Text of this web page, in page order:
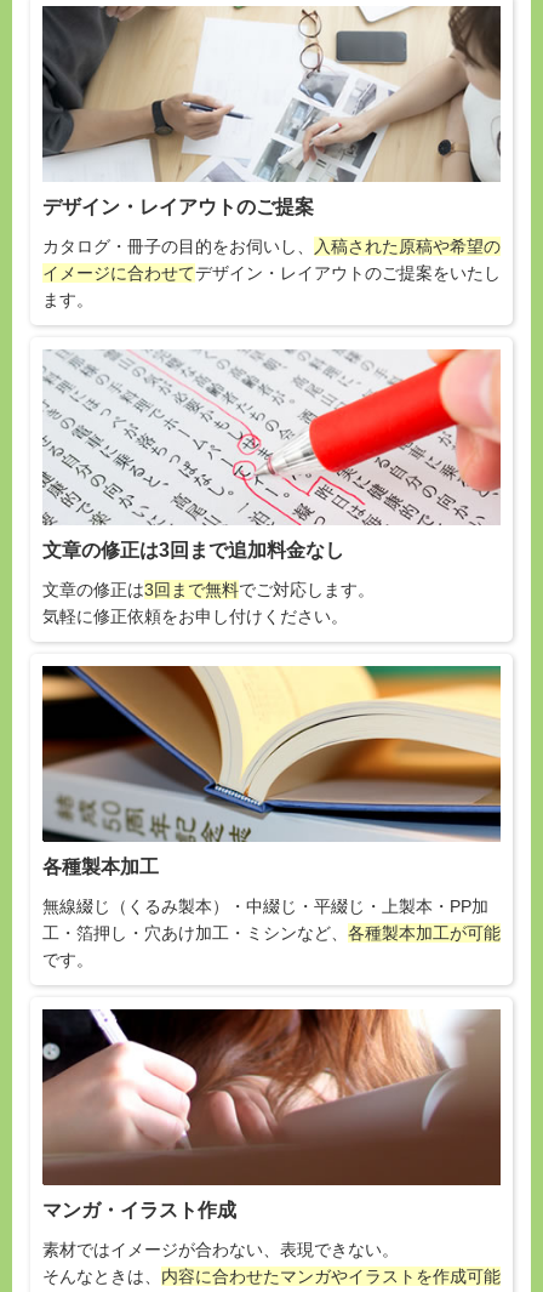
デザイン・レイアウトのご提案
カタログ・冊子の目的をお伺いし、
入稿された原稿や希望の
イメージに合わせてデザイン・レイアウトのご提案をいたし
ます。
文章の修正は3回まで追加料金なし
文章の修正は3回まで無料でご対応します。
気軽に修正依頼をお申し付けください。
各種製本加工
無線綴じ（くるみ製本）・中綴じ・平綴じ・上製本・PP加
工・箔押し・穴あけ加工・ミシンなど、 各種製本加工が可能
です。
マンガ・イラスト作成
素材ではイメージが合わない、表現できない。
そんなときは、 内容に合わせたマンガやイラストを作成可能